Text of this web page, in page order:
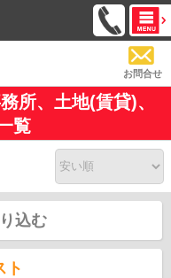
お問合せ
所、土地(賃貸)、
覧
込む
ト